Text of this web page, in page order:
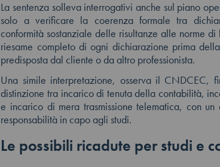
La sentenza solleva interrogativi anche sul piano
solo a verificare la coerenza formale tra
conformità sostanziale delle risultanze alle norme
riesame completo di ogni dichiarazione prima
predisposta dal cliente o da altro professionista.
Una simile interpretazione, osserva il CNDCEC,
distinzione tra incarico di tenuta della contabilità,
e incarico di mera trasmissione telematica, con
responsabilità in capo agli studi.
Le possibili ricadute per studi e